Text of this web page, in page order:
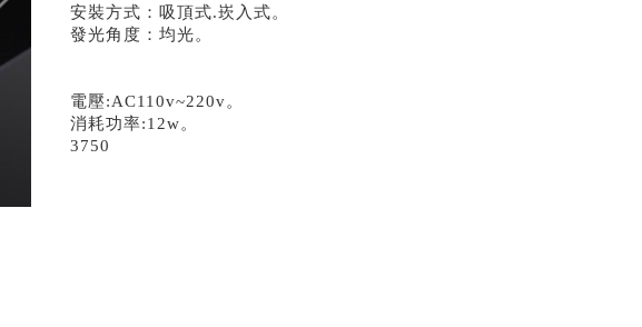
安裝方式：吸頂式.崁入式。
發光角度：均光。
電壓:AC110v~220v。
消耗功率:12w。
​3750